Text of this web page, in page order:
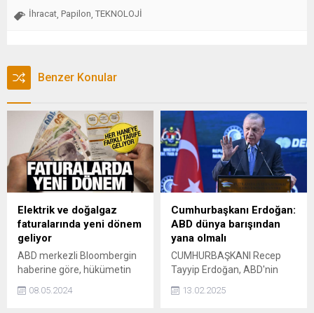
İhracat Papilon TEKNOLOJİ
Benzer Konular
Elektrik ve doğalgaz
faturalarında yeni dönem
geliyor
ABD merkezli Bloombergin
haberine göre, hükümetin
doğalgaz ve elektrik
08.05.2024
Cumhurbaşkanı Erdoğan:
ABD dünya barışından
yana olmalı
CUMHURBAŞKANI Recep
Tayyip Erdoğan, ABD'nin
olması gerektiğini belirterek,
13.02.2025